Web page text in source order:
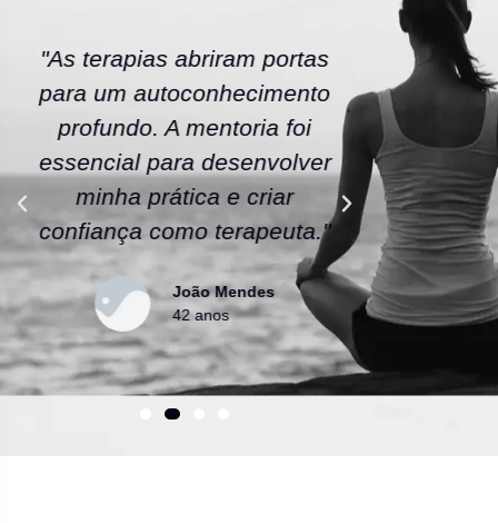
"As terapias abriram portas
para um autoconhecimento
profundo. A mentoria foi
essencial para desenvolver
minha prática e criar
confiança como terapeuta."
João Mendes
42 anos
"A
escola
As
uma